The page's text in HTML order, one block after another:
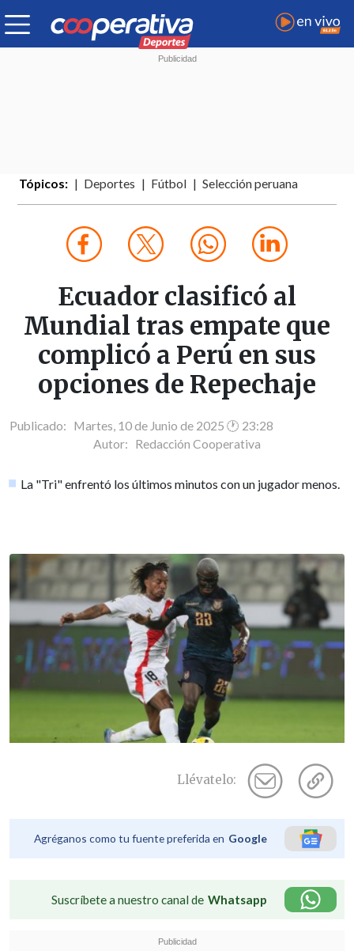
Tópicos: Deportes Fútbol Selección peruana
Ecuador clasificó al
Mundial tras empate que
complicó a Perú en sus
opciones de Repechaje
Publicado: Martes, 10 de Junio de 2025 🕐 23:28
Autor: Redacción Cooperativa
La "Tri" enfrentó los últimos minutos con un jugador menos.
Llévatelo:
Agréganos como tu fuente preferida en Google
Suscríbete a nuestro canal de Whatsapp